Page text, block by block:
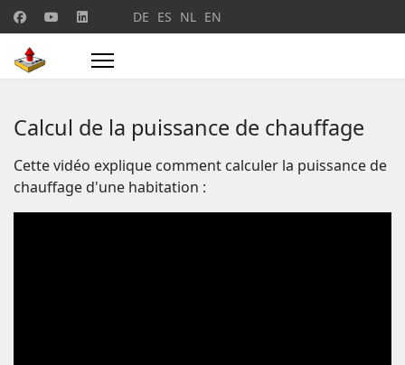
Sélectionnez votre langue
DE ES NL EN
Calcul de la puissance de chauffage
Cette vidéo explique comment calculer la puissance de
chauffage d'une habitation :